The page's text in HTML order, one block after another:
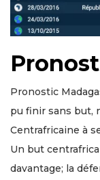
Pronostic
pu finir sans but,
Centrafricaine à
Un but
davantage; la